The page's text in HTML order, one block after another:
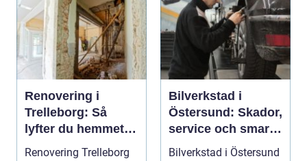
Renovering i
Trelleborg: Så
lyfter du hemmet
på ett smart sätt
Renovering Trelleborg
Bilverkstad i
Östersund: Skador,
service och smarta
val för din bil
Bilverkstad i Östersund